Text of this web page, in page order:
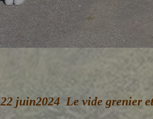
22 juin2024 Le vide grenier